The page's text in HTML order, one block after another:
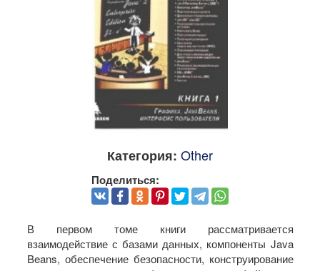
Категория: Other
Поделиться:
В первом томе книги рассматривается
взаимодействие с базами данных, компоненты Java
Beans, обеспечение безопасности, конструирование